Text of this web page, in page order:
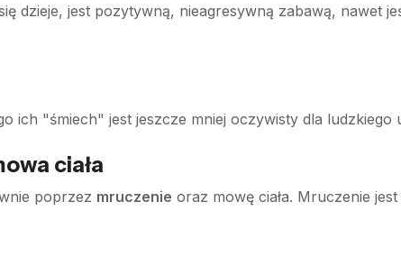
dzieje, jest pozytywną, nieagresywną zabawą, nawet
ich "śmiech" jest jeszcze mniej oczywisty dla ludzkiego
ciała
poprzez mruczenie oraz mowę ciała. Mruczenie